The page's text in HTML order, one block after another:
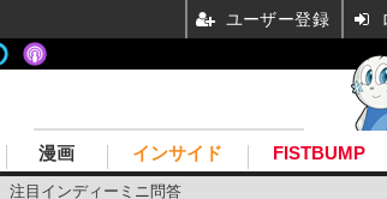
注目インディーミニ問答
漫画 インサイド FISTBUMP
ユーザー登録